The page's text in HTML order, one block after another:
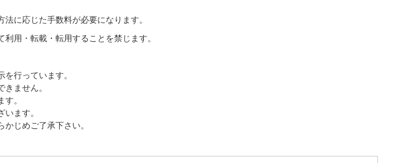
に応じた手数料が必要になります。
用・転載・転用することを禁じます。
行っています。
ません。
。
ます。
じめご了承下さい。